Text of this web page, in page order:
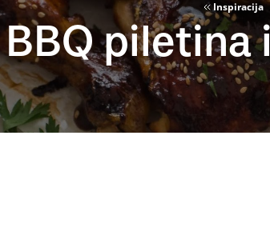
Inspiracija
BBQ piletina